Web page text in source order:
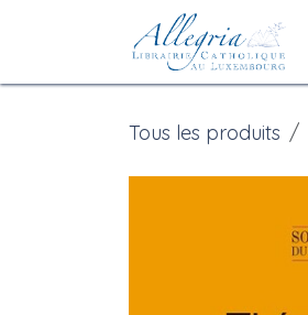
Se rendre au contenu
Tous les produits